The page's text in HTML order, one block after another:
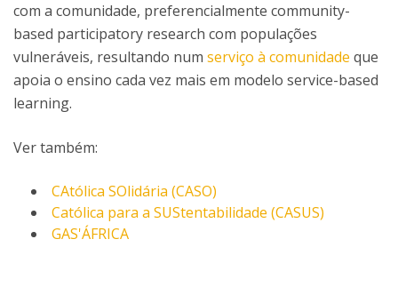
com a comunidade, preferencialmente community-
based participatory research com populações
vulneráveis, resultando num serviço à comunidade que
apoia o ensino cada vez mais em modelo service-based
learning.
Ver também:
CAtólica SOlidária (CASO)
Católica para a SUStentabilidade (CASUS)
GAS'ÁFRICA